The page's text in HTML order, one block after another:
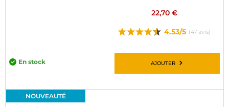
22,70 €
4.53/5 (47 avis)
En stock AJOUTER
NOUVEAUTÉ